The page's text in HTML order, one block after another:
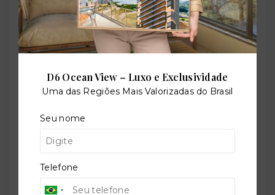
Referência:
O-81100-126621
Perfil:
Situação:
Em construção
D6 Ocean View – Luxo e Exclusividade
Uma das Regiões Mais Valorizadas do Brasil
Seu nome
Telefone